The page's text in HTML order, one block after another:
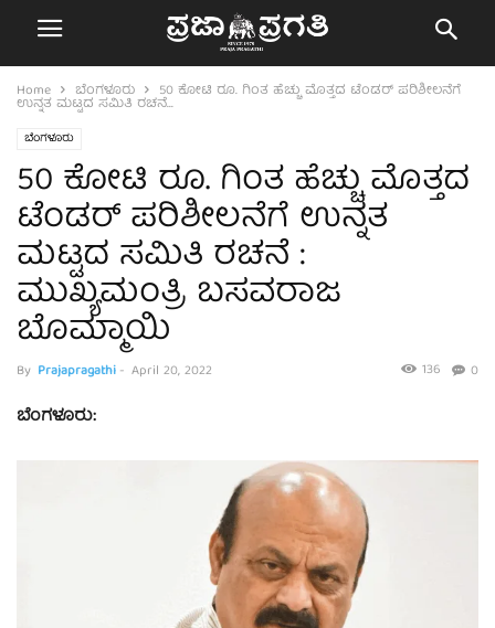
Home ಬೆಂಗಳೂರು 50 ಕೋಟಿ ರೂ. ಗಿಂತ ಹೆಚ್ಚು ಮೊತ್ತದ ಟೆಂಡರ್ ಪರಿಶೀಲನೆಗೆ
ಉನ್ನತ ಮಟ್ಟದ ಸಮಿತಿ ರಚನೆ...
ಬೆಂಗಳೂರು
50 ಕೋಟಿ ರೂ. ಗಿಂತ ಹೆಚ್ಚು ಮೊತ್ತದ
ಟೆಂಡರ್ ಪರಿಶೀಲನೆಗೆ ಉನ್ನತ
ಮಟ್ಟದ ಸಮಿತಿ ರಚನೆ :
ಮುಖ್ಯಮಂತ್ರಿ ಬಸವರಾಜ
ಬೊಮ್ಮಾಯಿ
By Prajapragathi- April 20, 2022 0
136
ಬೆಂಗಳೂರು: